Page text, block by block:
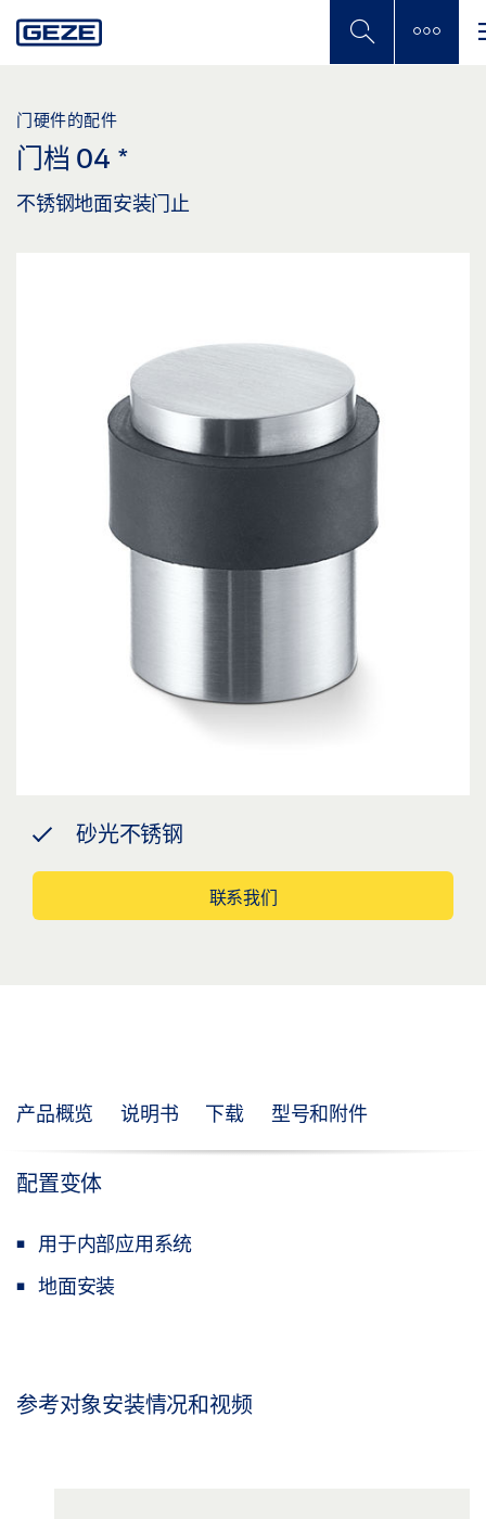
to
门硬件的配件
门档 04 *
不锈钢地面安装门止
砂光不锈钢
联系我们
产品概览 说明书 下载 型号和附件
配置变体
用于内部应用系统
地面安装
参考对象安装情况和视频